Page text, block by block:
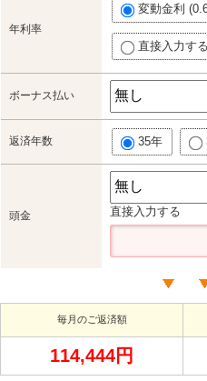
年利率
変動金利
直接入力する
ボーナス払い
返済年数 35年
頭金 直接入力する
毎月のご返済額
114,444円